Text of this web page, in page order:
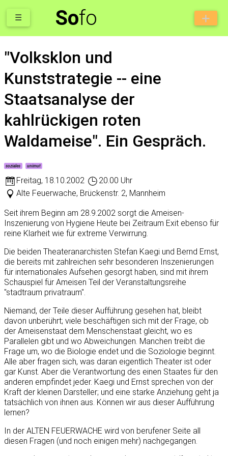
Sofo
☰
"Volksklon und
Kunststrategie -- eine
Staatsanalyse der
kahlrückigen roten
Waldameise". Ein Gespräch.
soziales unimut
Freitag, 18.10.2002
20.00 Uhr
Alte Feuerwache, Brückenstr. 2, Mannheim
Seit ihrem Beginn am 28.9.2002 sorgt die Ameisen-
Inszenierung von Hygiene Heute bei Zeitraum Exit ebenso für
reine Klarheit wie für extreme Verwirrung.
Die beiden Theateranarchisten Stefan Kaegi und Bernd Ernst,
die bereits mit zahlreichen sehr besonderen Inszenierungen
für internationales Aufsehen gesorgt haben, sind mit ihrem
Schauspiel für Ameisen Teil der Veranstaltungsreihe
"stadtraum privatraum".
Niemand, der Teile dieser Aufführung gesehen hat, bleibt
davon unberührt; viele beschäftigen sich mit der Frage, ob
der Ameisenstaat dem Menschenstaat gleicht, wo es
Parallelen gibt und wo Abweichungen. Manchen treibt die
Frage um, wo die Biologie endet und die Soziologie beginnt.
Alle aber fragen sich, was daran eigentlich Theater ist oder
gar Kunst. Aber die Verantwortung des einen Staates für den
anderen empfindet jeder. Kaegi und Ernst sprechen von der
Kraft der kleinen Darsteller; und eine starke Anziehung geht ja
tatsächlich von ihnen aus. Können wir aus dieser Aufführung
lernen?
In der ALTEN FEUERWACHE wird von berufener Seite all
diesen Fragen (und noch einigen mehr) nachgegangen.